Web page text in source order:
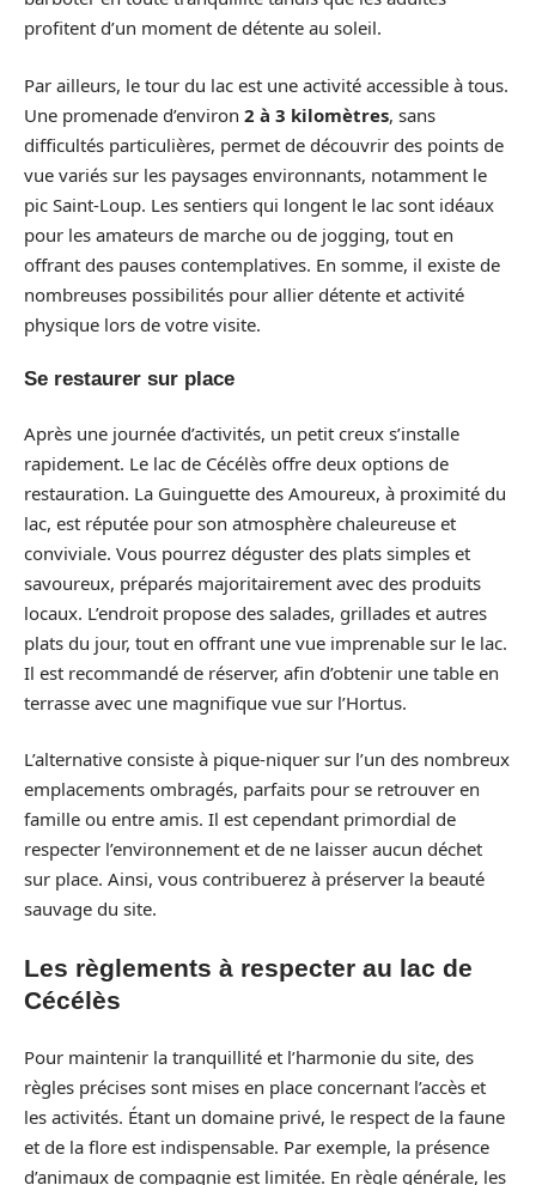
profitent d’un moment de détente au soleil.
Par ailleurs, le tour du lac est une activité accessible à tous.
Une promenade d’environ 2 à 3 kilomètres, sans
difficultés particulières, permet de découvrir des points de
vue variés sur les paysages environnants, notamment le
pic Saint-Loup. Les sentiers qui longent le lac sont idéaux
pour les amateurs de marche ou de jogging, tout en
offrant des pauses contemplatives. En somme, il existe de
nombreuses possibilités pour allier détente et activité
physique lors de votre visite.
Se restaurer sur place
Après une journée d’activités, un petit creux s’installe
rapidement. Le lac de Cécélès offre deux options de
restauration. La Guinguette des Amoureux, à proximité du
lac, est réputée pour son atmosphère chaleureuse et
conviviale. Vous pourrez déguster des plats simples et
savoureux, préparés majoritairement avec des produits
locaux. L’endroit propose des salades, grillades et autres
plats du jour, tout en offrant une vue imprenable sur le lac.
Il est recommandé de réserver, afin d’obtenir une table en
terrasse avec une magnifique vue sur l’Hortus.
L’alternative consiste à pique-niquer sur l’un des nombreux
emplacements ombragés, parfaits pour se retrouver en
famille ou entre amis. Il est cependant primordial de
respecter l’environnement et de ne laisser aucun déchet
sur place. Ainsi, vous contribuerez à préserver la beauté
sauvage du site.
Les règlements à respecter au lac de
Cécélès
Pour maintenir la tranquillité et l’harmonie du site, des
règles précises sont mises en place concernant l’accès et
les activités. Étant un domaine privé, le respect de la faune
et de la flore est indispensable. Par exemple, la présence
d’animaux de compagnie est limitée. En règle générale, les